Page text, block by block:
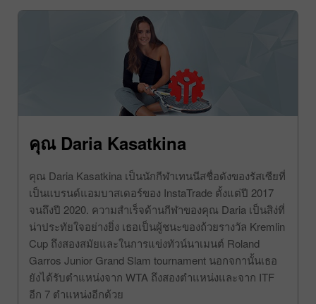
คุณ Daria Kasatkina
คุณ Daria Kasatkina เป็นนักกีฬาเทนนีสชื่อดังของรัสเซียที่
เป็นแบรนด์แอมบาสเดอร์ของ InstaTrade ตั้งแต่ปี 2017
จนถึงปี 2020. ความสำเร็จด้านกีฬาของคุณ Daria เป็นสิง่ที่
น่าประทัยใจอย่างยิ่ง เธอเป็นผู้ชนะของถ้วยรางวัล Kremlin
Cup ถึงสองสมัยและในการแข่งทัวน์นาเมนต์ Roland
Garros Junior Grand Slam tournament นอกจกานั้นเธอ
ยังได้รับตำแหน่งจาก WTA ถึงสองตำแหน่งและจาก ITF